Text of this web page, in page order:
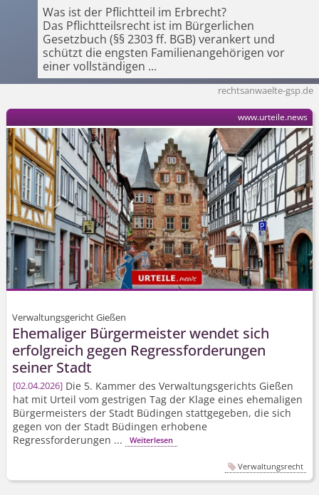
Was ist der Pflichtteil im Erbrecht?
Das Pflichtteilsrecht ist im Bürgerlichen
Gesetzbuch (§§ 2303 ff. BGB) verankert und
schützt die engsten Familienangehörigen vor
einer vollständigen ...
rechtsanwaelte-gsp.de
Verwaltungsgericht Gießen
Ehemaliger Bürgermeister wendet sich
erfolgreich gegen Regressforderungen
seiner Stadt
02.04.2026 Die 5. Kammer des Verwaltungsgerichts Gießen
hat mit Urteil vom gestrigen Tag der Klage eines ehemaligen
Bürgermeisters der Stadt Büdingen stattgegeben, die sich
gegen von der Stadt Büdingen erhobene
Regressforderungen ...
Weiterlesen
www.urteile.news
Verwaltungsrecht